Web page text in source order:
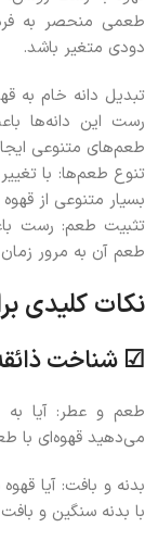
طعمی منحصر به
دودی متغیر باشد.
تبدیل دانه خام به
رست این دانه‌ها
طعم‌های متنوعی
تنوع طعم‌ها: با
بسیار متنوعی از قهوه
تثبیت طعم: رست
طعم آن به مرور زمان
نکات کلیدی
☑ شناخت
طعم و عطر: آیا به
می‌دهید قهوه‌ای با
بدنه و بافت: آیا
با بدنه سنگین و